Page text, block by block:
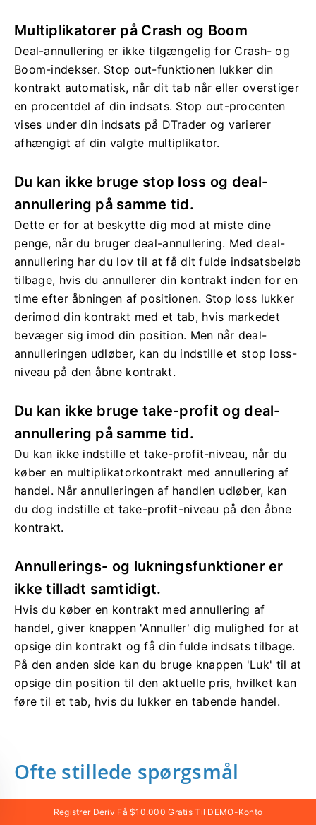
Multiplikatorer på Crash og Boom
Deal-annullering er ikke tilgængelig for Crash- og
Boom-indekser. Stop out-funktionen lukker din
kontrakt automatisk, når dit tab når eller overstiger
en procentdel af din indsats. Stop out-procenten
vises under din indsats på DTrader og varierer
afhængigt af din valgte multiplikator.
Du kan ikke bruge stop loss og deal-
annullering på samme tid.
Dette er for at beskytte dig mod at miste dine
penge, når du bruger deal-annullering. Med deal-
annullering har du lov til at få dit fulde indsatsbeløb
tilbage, hvis du annullerer din kontrakt inden for en
time efter åbningen af ​​positionen. Stop loss lukker
derimod din kontrakt med et tab, hvis markedet
bevæger sig imod din position. Men når deal-
annulleringen udløber, kan du indstille et stop loss-
niveau på den åbne kontrakt.
Du kan ikke bruge take-profit og deal-
annullering på samme tid.
Du kan ikke indstille et take-profit-niveau, når du
køber en multiplikatorkontrakt med annullering af
handel. Når annulleringen af ​​handlen udløber, kan
du dog indstille et take-profit-niveau på den åbne
kontrakt.
Annullerings- og lukningsfunktioner er
ikke tilladt samtidigt.
Hvis du køber en kontrakt med annullering af
handel, giver knappen 'Annuller' dig mulighed for at
opsige din kontrakt og få din fulde indsats tilbage.
På den anden side kan du bruge knappen 'Luk' til at
opsige din position til den aktuelle pris, hvilket kan
føre til et tab, hvis du lukker en tabende handel.
Ofte stillede spørgsmål
Registrer Deriv Få $10.000 Gratis Til DEMO-Konto